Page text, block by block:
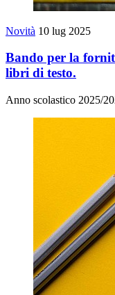
Novità 10 lug 2025
Bando per la
libri di testo.
Anno scolastico 2025/